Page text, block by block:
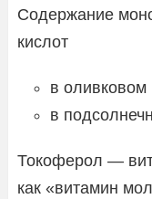
Содержание
кислот
в
в
Токоферол —
как «витамин